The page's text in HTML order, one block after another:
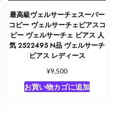
最高級ヴェルサーチェスーパー
コピー ヴェルサーチェピアスコ
ピー ヴェルサーチェ ピアス 人
気 2522495 N品 ヴェルサーチ
ピアス レディース
¥9,500
お買い物カゴに追加